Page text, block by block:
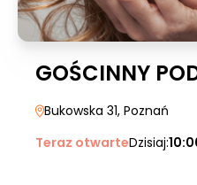
GOŚCINNY
Bukowska 31, Poznań
Teraz otwarteDzisiaj: